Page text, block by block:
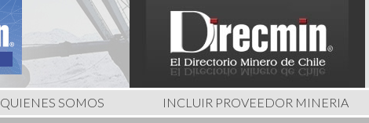
QUIENES SOMOS INCLUIR PROVEEDOR MINERIA